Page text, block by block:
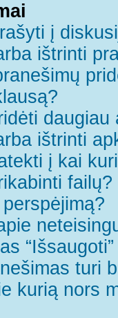
į
ištrinti
ištrinti
į kai
failų?
turi
kurią nors